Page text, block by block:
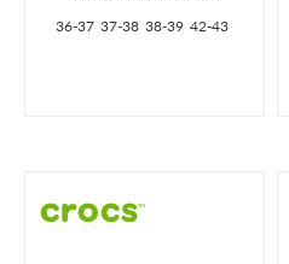
36-37 37-38 38-39 42-43